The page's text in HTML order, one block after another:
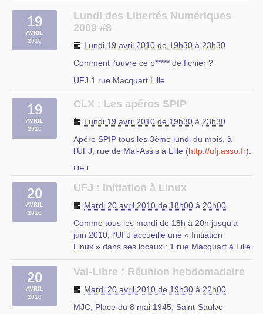
rue du Mal Assis, Lille
19
AVRIL
2010
Lundi des Libertés Numériques
2009 #8
Lundi 19 avril 2010 de 19h30 à 23h30
Comment j’ouvre ce p***** de fichier ?
UFJ 1 rue Macquart Lille
19
AVRIL
2010
CLX : Les apéros SPIP
Lundi 19 avril 2010 de 19h30 à 23h30
Apéro SPIP tous les 3ème lundi du mois, à
l’UFJ, rue de Mal-Assis à Lille (http://ufj.asso.fr).
UFJ
20
AVRIL
2010
UFJ : Initiation à Linux
Mardi 20 avril 2010 de 18h00 à 20h00
Comme tous les mardi de 18h à 20h jusqu’a
juin 2010, l’UFJ accueille une « Initiation
Linux » dans ses locaux : 1 rue Macquart à Lille
– Découverte des logiciels libres
– Installation d’une distribution Linux
– Le mode console
20
AVRIL
2010
Val-Libre : Réunion hebdomadaire
Mardi 20 avril 2010 de 19h30 à 22h00
MJC, Place du 8 mai 1945, Saint-Saulve